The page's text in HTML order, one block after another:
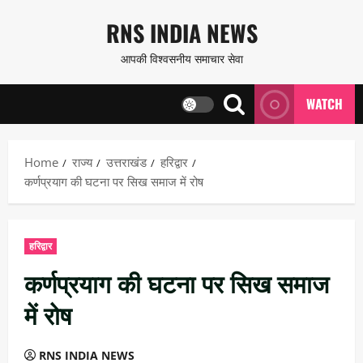
content
RNS INDIA NEWS
आपकी विश्वसनीय समाचार सेवा
WATCH
Home राज्य उत्तराखंड
हरिद्वार
कर्णप्रयाग की घटना पर सिख समाज में रोष
हरिद्वार
कर्णप्रयाग की घटना पर सिख समाज
में रोष
RNS INDIA NEWS